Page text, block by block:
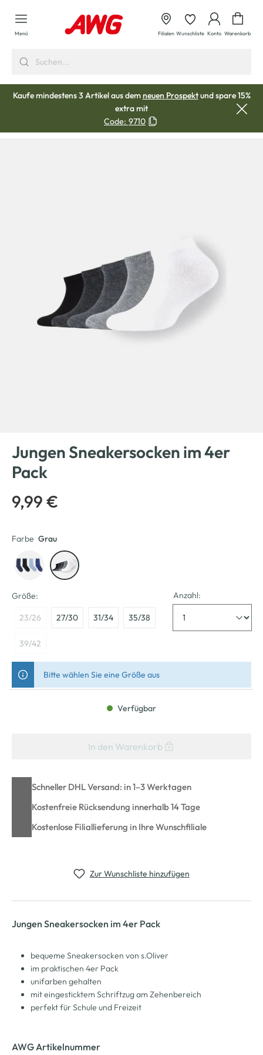
springen
Menü Filialen Wunschliste Konto Warenkorb
Kaufe mindestens 3 Artikel aus demneuen Prospektund spare 15%
extra mit
Code: 9710
Jungen Sneakersocken im 4er
Pack
9,99 €
Farbe Grau
Größe:
23/26 27/30 31/34 35/38
39/42
Anzahl:
Bitte wählen Sie eine Größe aus
Verfügbar
In den Warenkorb
Schneller DHL Versand: in 1–3 Werktagen
Kostenfreie Rücksendung innerhalb 14 Tage
Kostenlose Filiallieferung in Ihre Wunschfiliale
Zur Wunschliste hinzufügen
Jungen Sneakersocken im 4er Pack
bequeme Sneakersocken von s.Oliver
im praktischen 4er Pack
unifarben gehalten
mit eingesticktem Schriftzug am Zehenbereich
perfekt für Schule und Freizeit
AWG Artikelnummer